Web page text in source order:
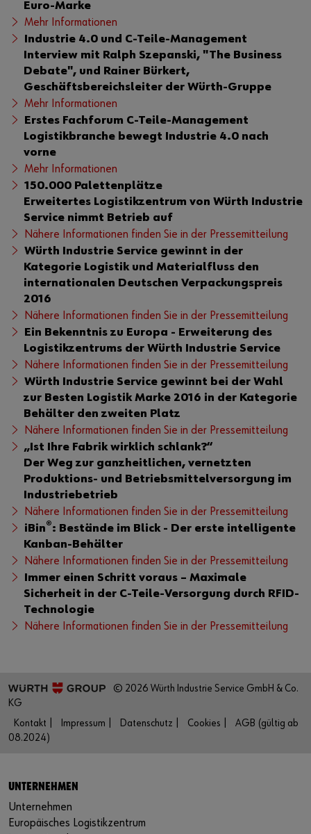
Euro-Marke
Mehr Informationen
Industrie 4.0 und C-Teile-Management
Interview mit Ralph Szepanski, "The Business
Debate", und Rainer Bürkert,
Geschäftsbereichsleiter der Würth-Gruppe
Mehr Informationen
Erstes Fachforum C-Teile-Management
Logistikbranche bewegt Industrie 4.0 nach
vorne
Mehr Informationen
150.000 Palettenplätze
Erweitertes Logistikzentrum von Würth Industrie
Service nimmt Betrieb auf
Nähere Informationen finden Sie in der Pressemitteilung
Würth Industrie Service gewinnt in der
Kategorie Logistik und Materialfluss den
internationalen Deutschen Verpackungspreis
2016
Nähere Informationen finden Sie in der Pressemitteilung
Ein Bekenntnis zu Europa - Erweiterung des
Logistikzentrums der Würth Industrie Service
Nähere Informationen finden Sie in der Pressemitteilung
Würth Industrie Service gewinnt bei der Wahl
zur Besten Logistik Marke 2016 in der Kategorie
Behälter den zweiten Platz
Nähere Informationen finden Sie in der Pressemitteilung
„Ist Ihre Fabrik wirklich schlank?“
Der Weg zur ganzheitlichen, vernetzten
Produktions- und Betriebsmittelversorgung im
Industriebetrieb
Nähere Informationen finden Sie in der Pressemitteilung
iBin®: Bestände im Blick - Der erste intelligente
Kanban-Behälter
Nähere Informationen finden Sie in der Pressemitteilung
Immer einen Schritt voraus – Maximale
Sicherheit in der C-Teile-Versorgung durch RFID-
Technologie
Nähere Informationen finden Sie in der Pressemitteilung
© 2026 Würth Industrie Service GmbH & Co.
KG
Kontakt |
Impressum | Datenschutz | Cookies |
AGB (gültig ab
08.2024)
UNTERNEHMEN
Unternehmen
Europäisches Logistikzentrum